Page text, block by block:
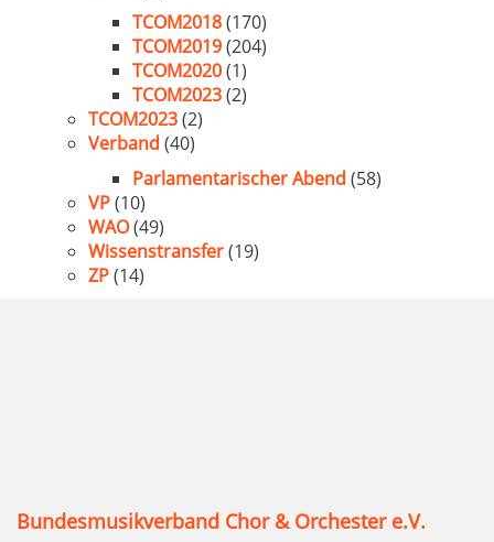
TCOM2018(170)
TCOM2019(204)
TCOM2020(1)
TCOM2023(2)
TCOM2023(2)
Verband (40)
Parlamentarischer Abend (58)
VP(10)
WAO(49)
Wissenstransfer(19)
ZP(14)
Bundesmusikverband Chor & Orchester e.V.